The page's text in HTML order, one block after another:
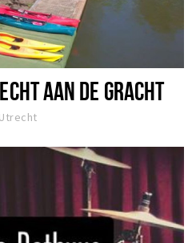
AAN DE GRACHT